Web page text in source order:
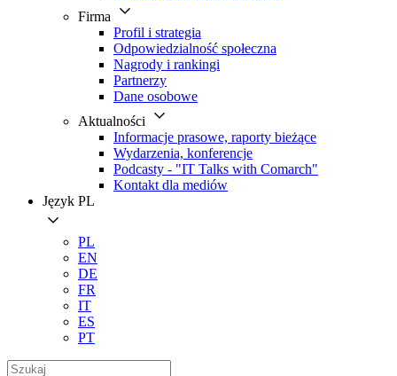
Firma
Profil i strategia
Odpowiedzialność społeczna
Nagrody i rankingi
Partnerzy
Dane osobowe
Aktualności
Informacje prasowe, raporty bieżące
Wydarzenia, konferencje
Podcasty - "IT Talks with Comarch"
Kontakt dla mediów
Język PL
PL
EN
DE
FR
IT
ES
PT